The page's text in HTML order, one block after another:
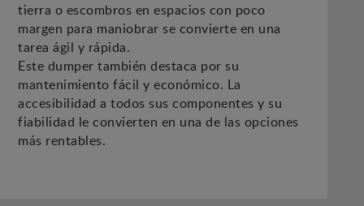
tierra o escombros en espacios con poco
margen para maniobrar se convierte en una
tarea ágil y rápida.
Este dumper también destaca por su
mantenimiento fácil y económico. La
accesibilidad a todos sus componentes y su
fiabilidad le convierten en una de las opciones
más rentables.